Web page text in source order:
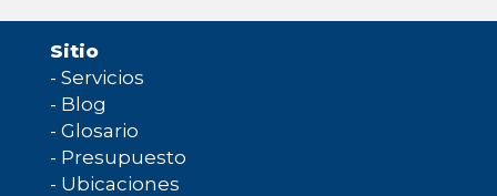
Sitio
- Servicios
- Blog
- Glosario
- Presupuesto
- Ubicaciones